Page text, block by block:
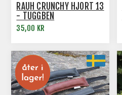
RAUH CRUNCHY HJORT 13
- TUGGBEN
35,00 KR